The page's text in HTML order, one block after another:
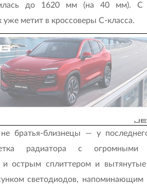
до 1620 мм (на 40 мм). С
уже метит в кроссоверы С-класса.
братья-близнецы — у
радиатора с огромными
и острым сплиттером и
светодиодов, напоминающим